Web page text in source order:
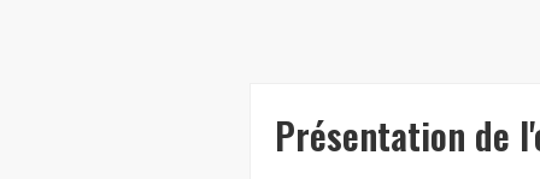
Présentation de